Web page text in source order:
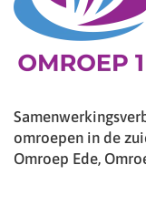
omroepen in de
Omroep Ede,